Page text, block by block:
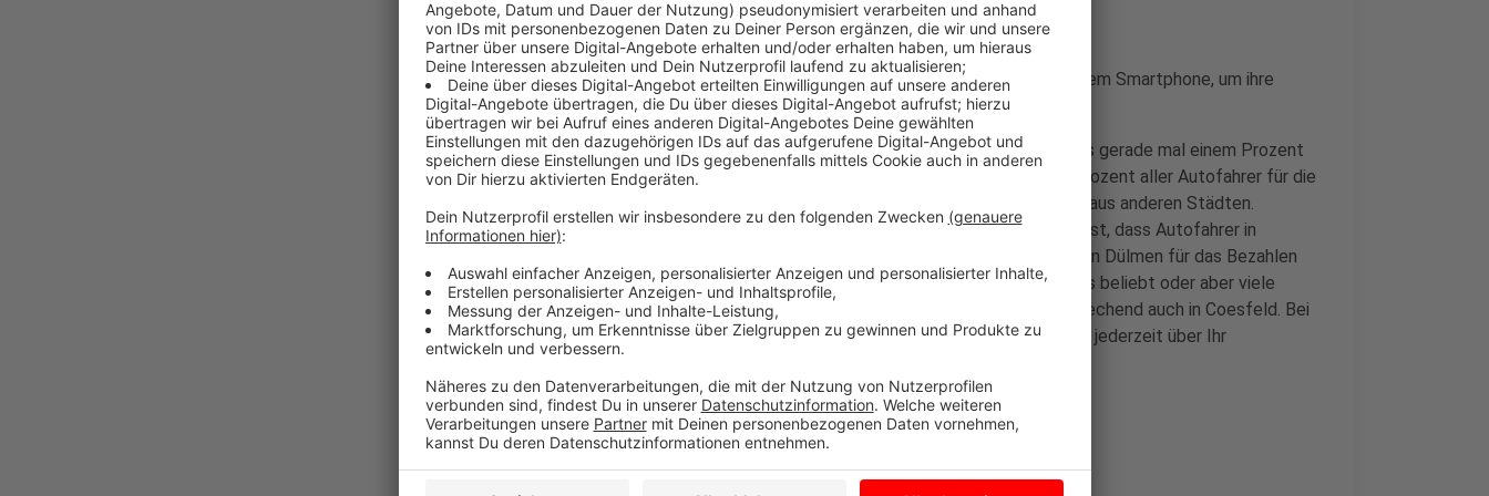
Von Monat zu Monat nutzen mehr Menschen eine der Apps auf dem Smartphone, um ihre
Parkgebühren zu begleichen.
Monatlich sind es inzwischen knapp 300. Das entspricht allerdings gerade mal einem Prozent
aller Parker in Coesfeld. Ziel ist eigentlich, dass auf Dauer fünf Prozent aller Autofahrer für die
Parkgebühren das Handy nutzen. Das ist zumindest die Zielmage aus anderen Städten.
Insgesamt gibt es sechs Apps für das Handyparken. Interessant ist, dass Autofahrer in
Coesfeld eine App besonders häufig nutzen, und zwar die, die sie in Dülmen für das Bezahlen
per Handy nutzen müssen. Entweder ist diese App also besonders beliebt oder aber viele
Menschen, die das System aus Dülmen kennen, nutzen es entsprechend auch in Coesfeld. Bei
dem System buchen Sie über die App die Parkzeit. Sie können sie jederzeit über Ihr
Smartphone verlängern.